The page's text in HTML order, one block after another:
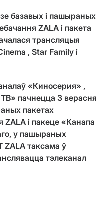
базавых і пашыраных
ZALA і пакета
трансляцыя
, Star Family і
«Киносерия» ,
пачнецца 3 верасня
пакетах
ZALA і пакеце «Канапа
у пашыраных
ZALA таксама ў
тэлеканал